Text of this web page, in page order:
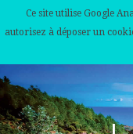
Ce site utilise Google
autorisez à déposer un